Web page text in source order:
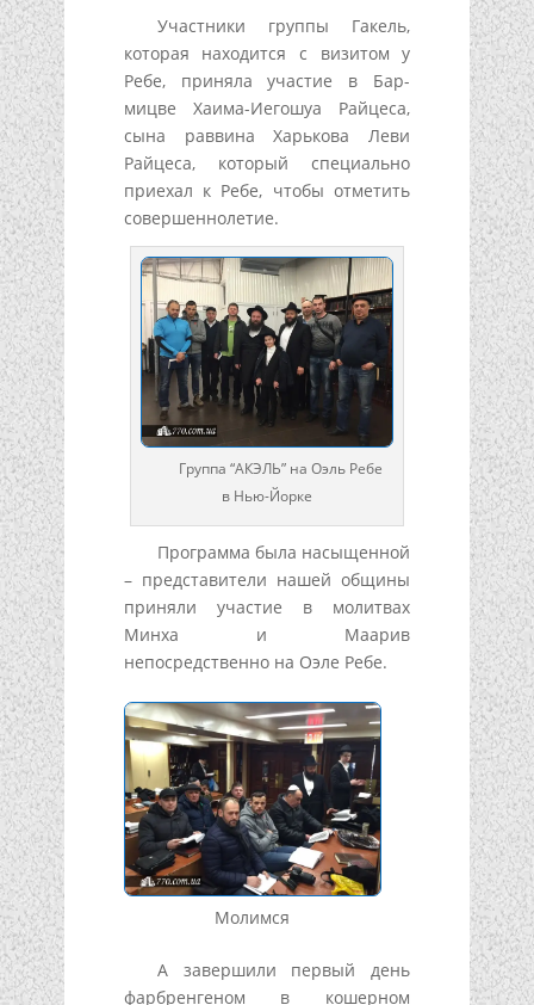
Участники группы Гакель,
которая находится с визитом у
Ребе, приняла участие в Бар-
мицве Хаима-Иегошуа Райцеса,
сына раввина Харькова Леви
Райцеса, который специально
приехал к Ребе, чтобы отметить
совершеннолетие.
Группа “АКЭЛЬ” на Оэль Ребе
в Нью-Йорке
Программа была насыщенной
– представители нашей общины
приняли участие в молитвах
Минха и Маарив
непосредственно на Оэле Ребе.
Молимся
А завершили первый день
фарбренгеном в кошерном